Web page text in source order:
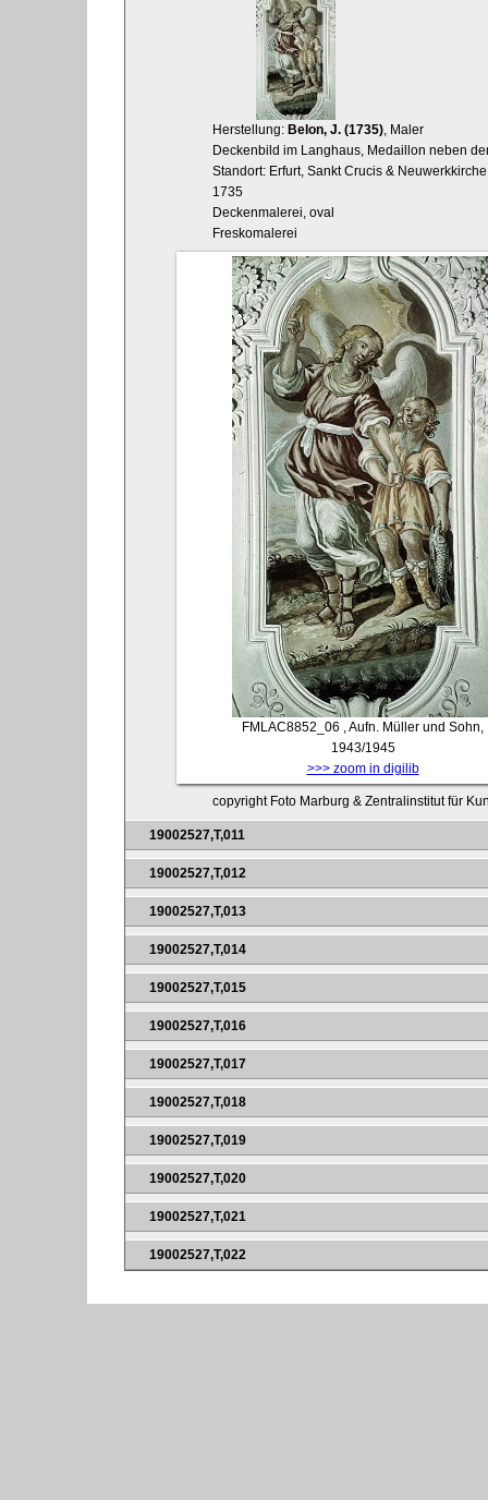
Herstellung: Belon, J. (1735), Maler
Deckenbild im Langhaus, Medaillon neben
Standort: Erfurt, Sankt Crucis &
1735
Deckenmalerei, oval
Freskomalerei
FMLAC8852_06 , Aufn. Müller und Sohn,
1943/1945
>>> zoom in digilib
copyright Foto Marburg & Zentralinstitut für
19002527,T,011
19002527,T,012
19002527,T,013
19002527,T,014
19002527,T,015
19002527,T,016
19002527,T,017
19002527,T,018
19002527,T,019
19002527,T,020
19002527,T,021
19002527,T,022